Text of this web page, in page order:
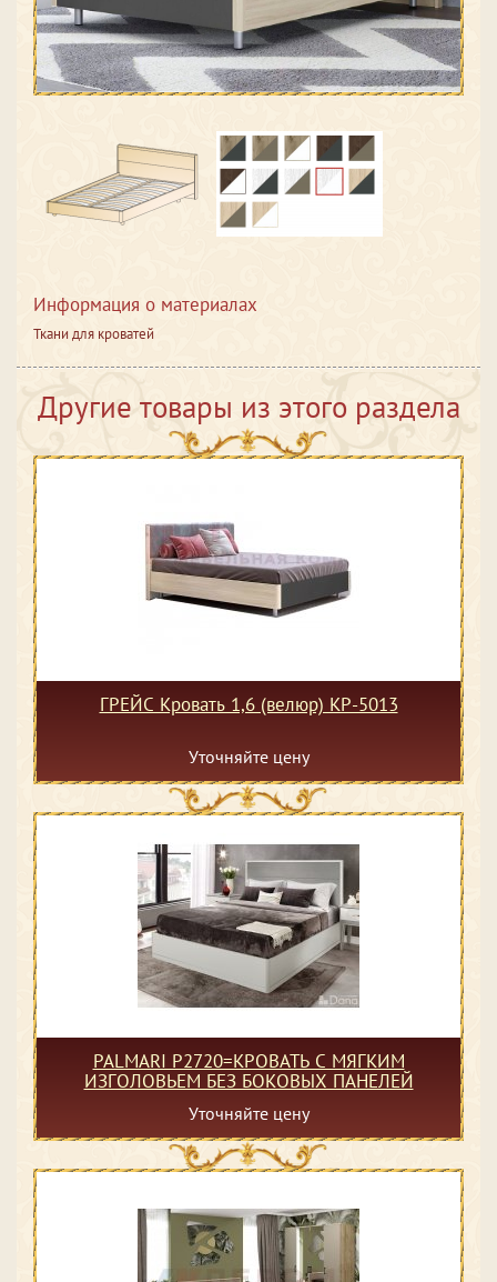
Информация о материалах
Ткани для кроватей
Другие товары из этого раздела
ГРЕЙС Кровать 1,6 (велюр) КР-5013
Уточняйте цену
PALMARI P2720=КРОВАТЬ С МЯГКИМ
ИЗГОЛОВЬЕМ БЕЗ БОКОВЫХ ПАНЕЛЕЙ
Уточняйте цену